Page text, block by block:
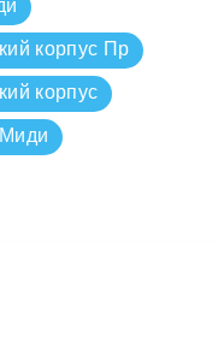
корпус Пр
корпус